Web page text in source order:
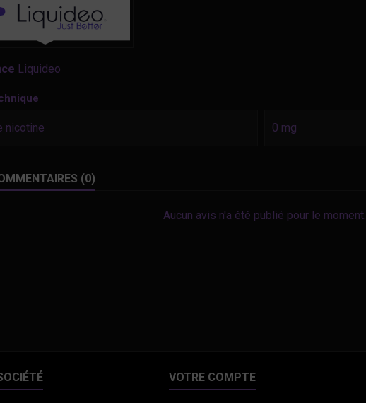
Liquideo
nicotine 0 mg
(0)
Aucun avis n'a été publié pour le moment.
VOTRE COMPTE